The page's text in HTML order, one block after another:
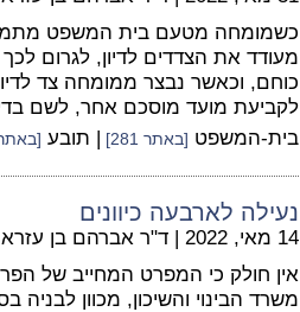
כשמומחה מטעם בית המשפט
מעודד את הצדדים לדיון, לגרום
כוחם, וכאשר נבצר ממומחה צד
לקביעת מועד מוסכם אחר, לשם
בית-המשפט [באתר 281] | תובע [באתר
נעילה לארבעה כיוונים
14 מאי, 2022 | ד"ר אברהם בן עזרא
אין חולק כי המפרט המחייב של
משרד הבינוי והשיכון, מכוון